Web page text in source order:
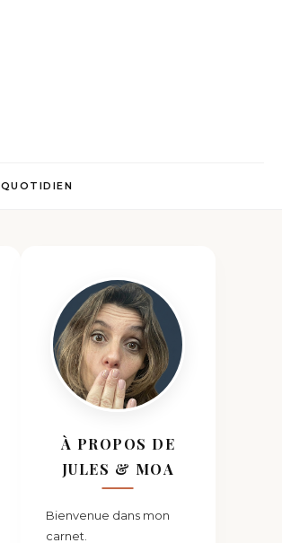
QUOTIDIEN
À PROPOS DE
JULES & MOA
Bienvenue dans mon
carnet.